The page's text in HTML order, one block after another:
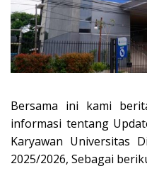
Bersama ini kami
informasi tentang
Karyawan Universitas
2025/2026, Sebagai